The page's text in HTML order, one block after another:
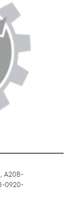
A20B-
0920-